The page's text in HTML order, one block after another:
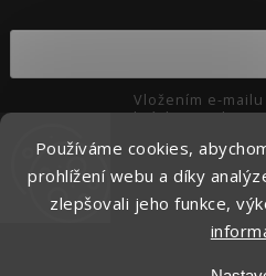
Používáme cookies,
prohlížení webu a díky
zlepšovali jeho funkce,
podmínkami
Přihlásit